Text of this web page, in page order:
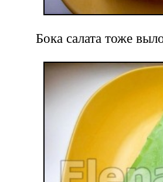
Бока салата тоже